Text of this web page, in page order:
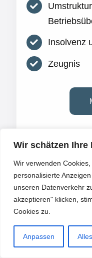
Wir schätzen Ihre
Wir verwenden
personalisierte
unseren Datenverkehr
akzeptieren" klicken,
Cookies zu.
Anpassen
Insolvenz
Zeugnis